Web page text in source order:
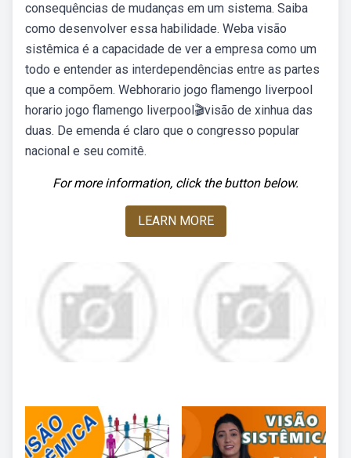
consequências de mudanças em um sistema. Saiba
como desenvolver essa habilidade. Weba visão
sistêmica é a capacidade de ver a empresa como um
todo e entender as interdependências entre as partes
que a compõem. Webhorario jogo flamengo liverpool
horario jogo flamengo liverpool🎬visão de xinhua das
duas. De emenda é claro que o congresso popular
nacional e seu comitê.
For more information, click the button below.
LEARN MORE